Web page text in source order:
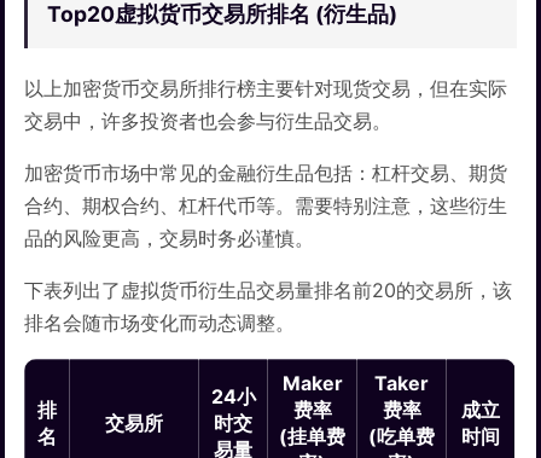
Top20虚拟货币交易所排名 (衍生品)
以上加密货币交易所排行榜主要针对现货交易，但在实际
交易中，许多投资者也会参与衍生品交易。
加密货币市场中常见的金融衍生品包括：杠杆交易、期货
合约、期权合约、杠杆代币等。需要特别注意，这些衍生
品的风险更高，交易时务必谨慎。
下表列出了虚拟货币衍生品交易量排名前20的交易所，该
排名会随市场变化而动态调整。
排
名
交易所
24小
时交
易量
Maker
费率
(挂单费
Taker
费率
(吃单费
成立
时间